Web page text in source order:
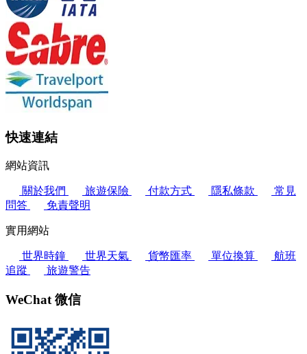
快速連結
網站資訊
關於我們 旅遊保險 付款方式 隱私條款
常見
問答
免責聲明
實用網站
世界時鐘 世界天氣 貨幣匯率 單位換算
航班
追蹤
旅遊警告
WeChat 微信